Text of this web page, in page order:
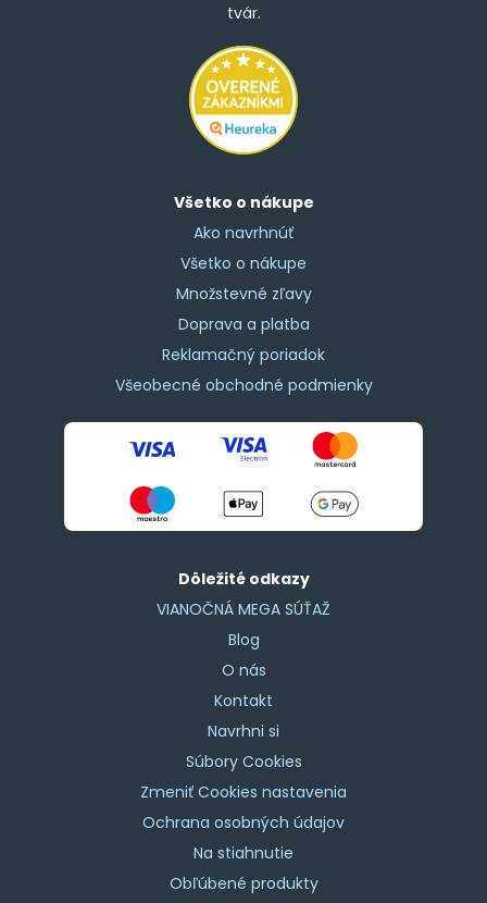
tvár.
Všetko o nákupe
Ako navrhnúť
Všetko o nákupe
Množstevné zľavy
Doprava a platba
Reklamačný poriadok
Všeobecné obchodné podmienky
Dôležité odkazy
VIANOČNÁ MEGA SÚŤAŽ
Blog
O nás
Kontakt
Navrhni si
Súbory Cookies
Zmeniť Cookies nastavenia
Ochrana osobných údajov
Na stiahnutie
Obľúbené produkty